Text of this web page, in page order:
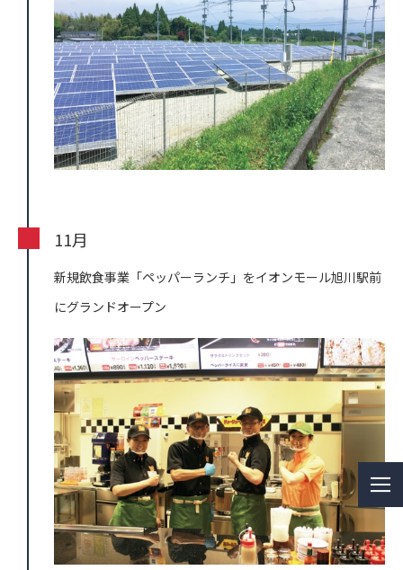
ME
NU
11月
新規飲食事業「ペッパーランチ」をイオンモール旭川駅前
にグランドオープン